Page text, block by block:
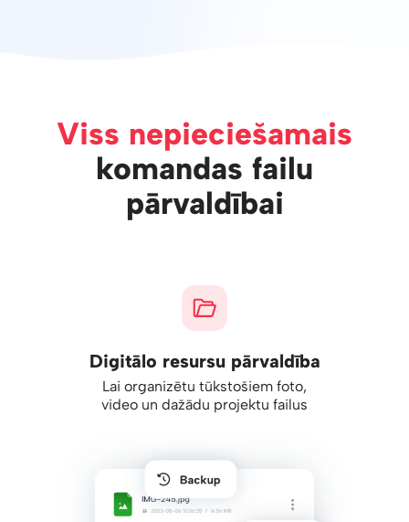
Viss nepieciešamais
komandas failu
pārvaldībai
Digitālo resursu pārvaldība
Lai organizētu tūkstošiem foto,
video un dažādu projektu failus